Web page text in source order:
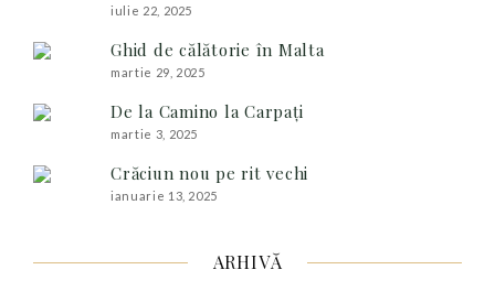
iulie 22, 2025
Ghid de călătorie în Malta
martie 29, 2025
De la Camino la Carpați
martie 3, 2025
Crăciun nou pe rit vechi
ianuarie 13, 2025
ARHIVĂ